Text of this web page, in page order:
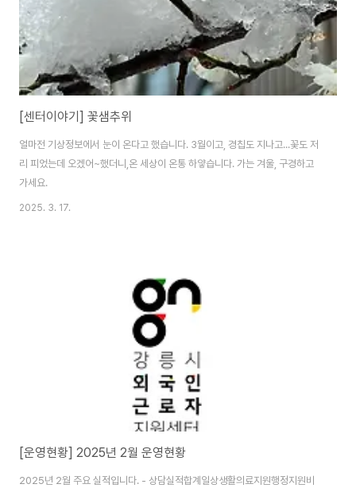
[센터이야기] 꽃샘추위
얼마전 기상정보에서 눈이 온다고 했습니다. 3월이고, 경칩도 지나고...꽃도 저
리 피었는데 오겠어~했더니,온 세상이 온통 하얗습니다. 가는 겨울, 구경하고
가세요.
2025. 3. 17.
[운영현황] 2025년 2월 운영현황
2025년 2월 주요 실적입니다. - 상담실적합계일상생활의료지원행정지원비